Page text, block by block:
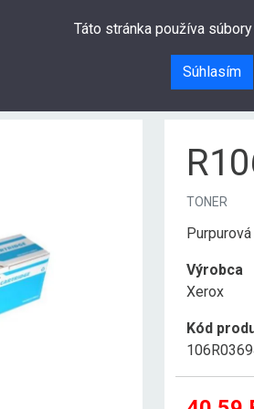
Táto stránka používa
Súhlasím
TONER
Výrobca
Xerox
Kód